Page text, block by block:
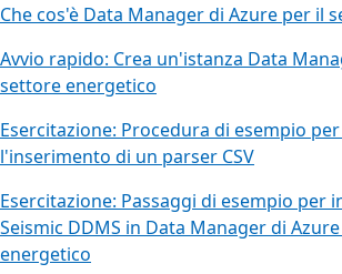
Che cos'è Data Manager di Azure per il
Avvio rapido: Crea un'istanza Data
settore energetico
Esercitazione: Procedura di esempio
l'inserimento di un parser CSV
Esercitazione: Passaggi di esempio per
Seismic DDMS in Data Manager di
energetico